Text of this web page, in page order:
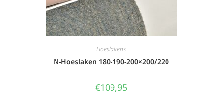
Hoeslakens
N-Hoeslaken 180-190-200×200/220
€109,95